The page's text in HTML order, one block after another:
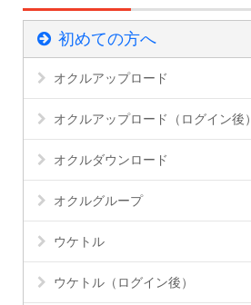
初めての方へ
オクルアップロード
オクルアップロード（ログイン後）
オクルダウンロード
オクルグループ
ウケトル
ウケトル（ログイン後）